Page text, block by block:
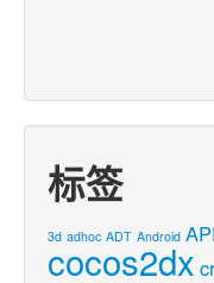
标签
3d adhoc ADT Android
cocos2dx